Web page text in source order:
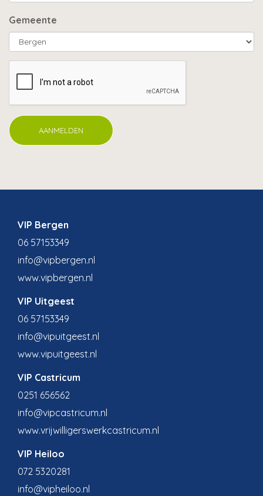
Gemeente
VIP Bergen
06 57153349
info@vipbergen.nl
www.vipbergen.nl
VIP Uitgeest
06 57153349
info@vipuitgeest.nl
www.vipuitgeest.nl
VIP Castricum
0251 656562
info@vipcastricum.nl
www.vrijwilligerswerkcastricum.nl
VIP Heiloo
072 5320281
info@vipheiloo.nl